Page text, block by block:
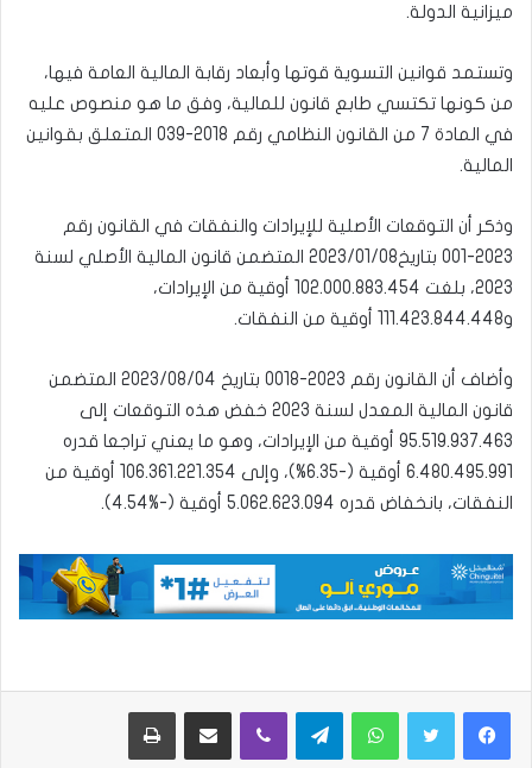
ميزانية الدولة.
وتستمد قوانين التسوية قوتها وأبعاد رقابة المالية العامة فيها،
من كونها تكتسي طابع قانون للمالية، وفق ما هو منصوص عليه
في المادة 7 من القانون النظامي رقم 2018-039 المتعلق بقوانين
المالية.
وذكر أن التوقعات الأصلية للإيرادات والنفقات في القانون رقم
2023-001 بتاريخ 2023/01/08 المتضمن قانون المالية الأصلي لسنة
2023، بلغت 102.000.883.454 أوقية من الإيرادات،
و111.423.844.448 أوقية من النفقات.
وأضاف أن القانون رقم 2023-0018 بتاريخ 2023/08/04 المتضمن
قانون المالية المعدل لسنة 2023 خفض هذه التوقعات إلى
95.519.937.463 أوقية من الإيرادات، وهو ما يعني تراجعا قدره
6.480.495.991 أوقية (-6.35%)، وإلى 106.361.221.354 أوقية من
النفقات، بانخفاض قدره 5.062.623.094 أوقية (-%4.54).
واتساب تيلقرام ڤايبر مشاركة عبر البريد طباعة